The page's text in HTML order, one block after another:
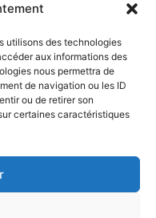
utilisons des technologies
aux informations des
nous permettra de
de navigation ou les ID
ou de retirer son
certaines caractéristiques
2026